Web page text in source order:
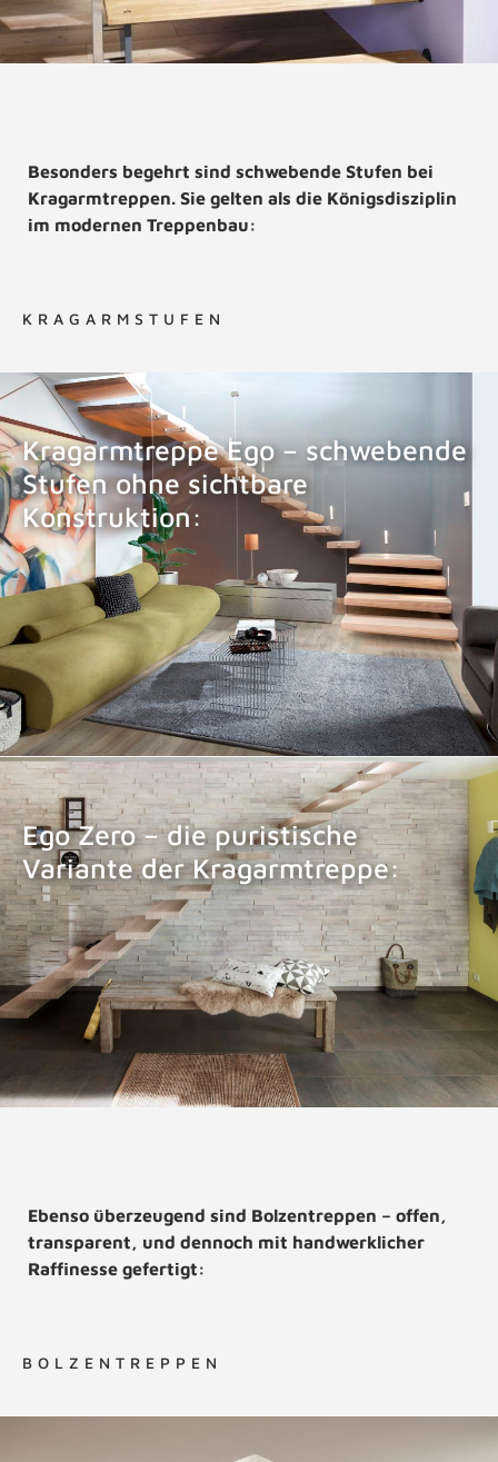
Besonders begehrt sind schwebende Stufen bei
Kragarmtreppen. Sie gelten als die Königsdisziplin
im modernen Treppenbau:
KRAGARMSTUFEN
Kragarmtreppe Ego – schwebende
Stufen ohne sichtbare
Konstruktion:
KRAGARMTREPPE EGO
Ego Zero – die puristische
Variante der Kragarmtreppe:
KRAGARMTREPPE EGO ZERO
Ebenso überzeugend sind Bolzentreppen – offen,
transparent, und dennoch mit handwerklicher
Raffinesse gefertigt:
BOLZENTREPPEN